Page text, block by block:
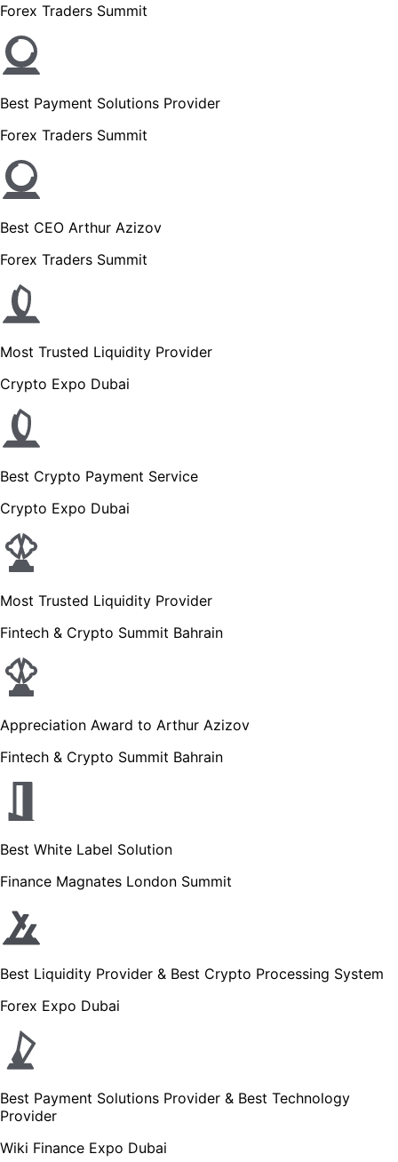
Forex Traders Summit
Best Payment Solutions Provider
Forex Traders Summit
Best CEO Arthur Azizov
Forex Traders Summit
Most Trusted Liquidity Provider
Crypto Expo Dubai
Best Crypto Payment Service
Crypto Expo Dubai
Most Trusted Liquidity Provider
Fintech & Crypto Summit Bahrain
Appreciation Award to Arthur Azizov
Fintech & Crypto Summit Bahrain
Best White Label Solution
Finance Magnates London Summit
Best Liquidity Provider & Best Crypto Processing System
Forex Expo Dubai
Best Payment Solutions Provider & Best Technology
Provider
Wiki Finance Expo Dubai